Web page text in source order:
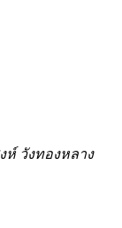
ห์ วังทองหลาง